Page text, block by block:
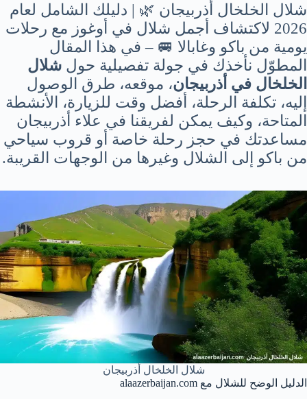
شلال الخلخال أذربيجان 🌿 | دليلك الشامل لعام
2026 لاكتشاف أجمل شلال في أوغوز مع رحلات
يومية من باكو وغابالا 🚐 – في هذا المقال
المطوّل نأخذك في جولة تفصيلية حول شلال
الخلخال في أذربيجان، موقعه، طرق الوصول
إليه، تكلفة الرحلة، أفضل وقت للزيارة، الأنشطة
المتاحة، وكيف يمكن لفريقنا في علاء أذربيجان
مساعدتك في حجز رحلة خاصة أو قروب سياحي
من باكو إلى الشلال وغيرها من الوجهات القريبة.
شلال الخلخال أذربيجان
الدليل الوضح للشلال مع alaazerbaijan.com